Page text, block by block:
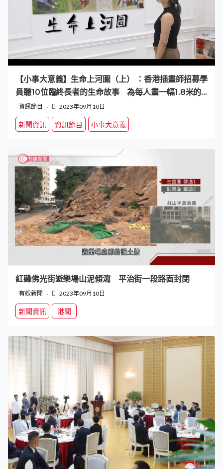
【小事大意義】生命上河圖（上） ：香港插畫師招募學
員聽10位臨終長者的生命故事 為每人畫一幅1.8米的
長圖記錄
資訊節目 2023年09月10日
新聞資訊 資訊節目 小事大意義
紅磡佛光街遊樂場山泥傾瀉 平治街一段路面封閉
有線新聞 2023年09月10日
新聞資訊 港聞